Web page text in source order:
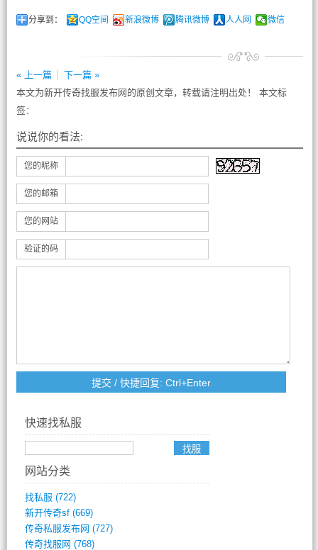
分享到： QQ空间 新浪微博 腾讯微博 人人网 微信
« 上一篇
下一篇 »
本文为新开传奇找服发布网的原创文章，转载请注明出处！ 本文标
签：
说说你的看法:
您的昵称
您的邮箱
您的网站
验证的码
快速找私服
网站分类
找私服 (722)
新开传奇sf(669)
传奇私服发布网 (727)
传奇找服网 (768)